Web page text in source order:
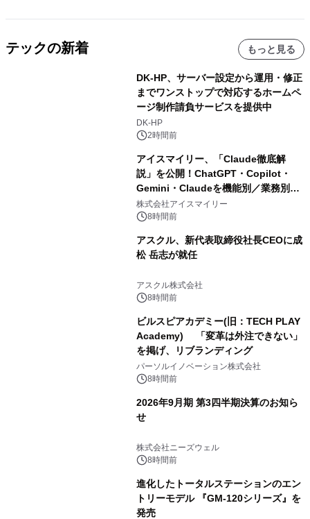
テックの新着 もっと見る
DK-HP、サーバー設定から運用・修正
までワンストップで対応するホームペ
ージ制作請負サービスを提供中
DK-HP
2時間前
アイスマイリー、「Claude徹底解
説」を公開！ChatGPT・Copilot・
Gemini・Claudeを機能別／業務別に
比較―自社に合う生成AIの選び方がわ
かる実践ガイド
株式会社アイスマイリー
8時間前
アスクル、新代表取締役社長CEOに成
松 岳志が就任
アスクル株式会社
8時間前
ビルスピアカデミー(旧：TECH PLAY
Academy) 「変革は外注できない」
を掲げ、リブランディング
パーソルイノベーション株式会社
8時間前
2026年9月期 第3四半期決算のお知ら
せ
株式会社ニーズウェル
8時間前
進化したトータルステーションのエン
トリーモデル 『GM-120シリーズ』を
発売